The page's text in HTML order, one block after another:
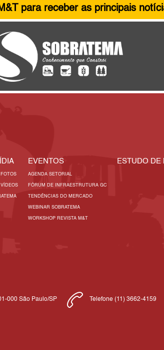
para receber as principais
EVENTOS
AGENDA SETORIAL
FÓRUM DE INFRAESTRUTURA GC
TENDÊNCIAS DO MERCADO
WEBINAR SOBRATEMA
WORKSHOP REVISTA M&T
ESTUDO DE
000 São Paulo/SP Telefone (11) 3662-4159